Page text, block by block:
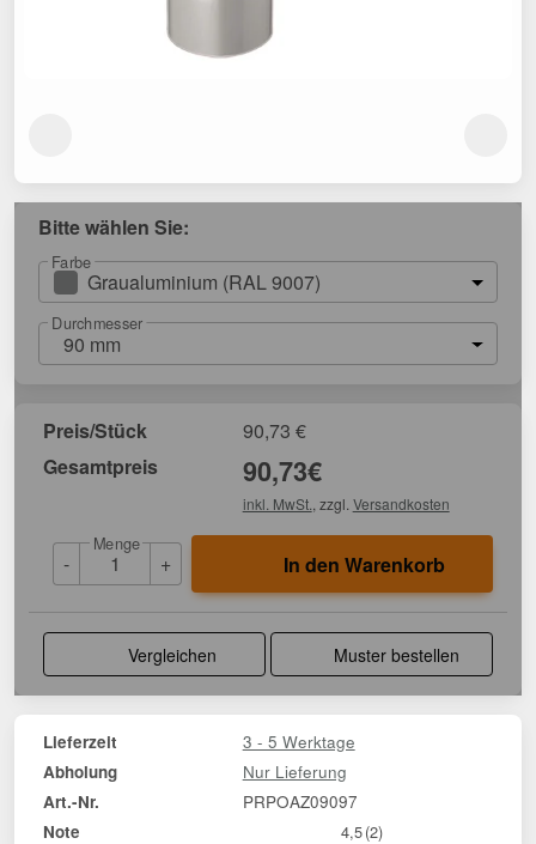
Bitte wählen Sie:
Farbe
Graualuminium (RAL 9007)
Durchmesser
90 mm
Preis/Stück 90,73 €
Gesamtpreis
90,73€
inkl. MwSt. , zzgl. Versandkosten
-
Menge
+ In den Warenkorb
Vergleichen Muster bestellen
Lieferzeit 3 - 5 Werktage
Abholung Nur Lieferung
Art.-Nr. PRPOAZ09097
Note 4,5(2)